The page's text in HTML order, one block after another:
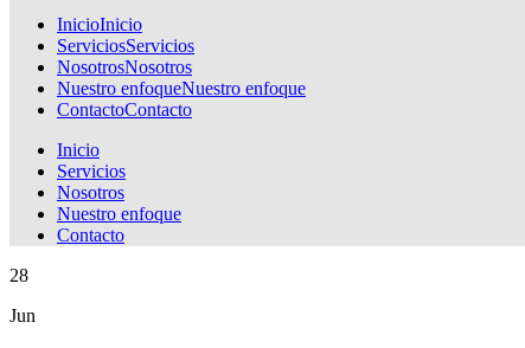
InicioInicio
ServiciosServicios
NosotrosNosotros
Nuestro enfoqueNuestro enfoque
ContactoContacto
Inicio
Servicios
Nosotros
Nuestro enfoque
Contacto
28
Jun